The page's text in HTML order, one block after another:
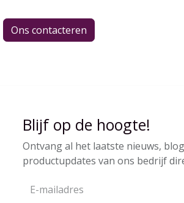
Ons contacteren
Blijf op de hoogte!
Ontvang al het laatste nieuws,
productupdates van ons bedrijf